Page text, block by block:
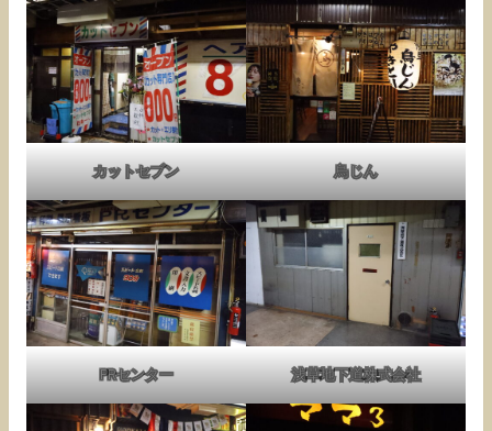
カットセブン 鳥じん
PRセンター 浅草地下道株式会社